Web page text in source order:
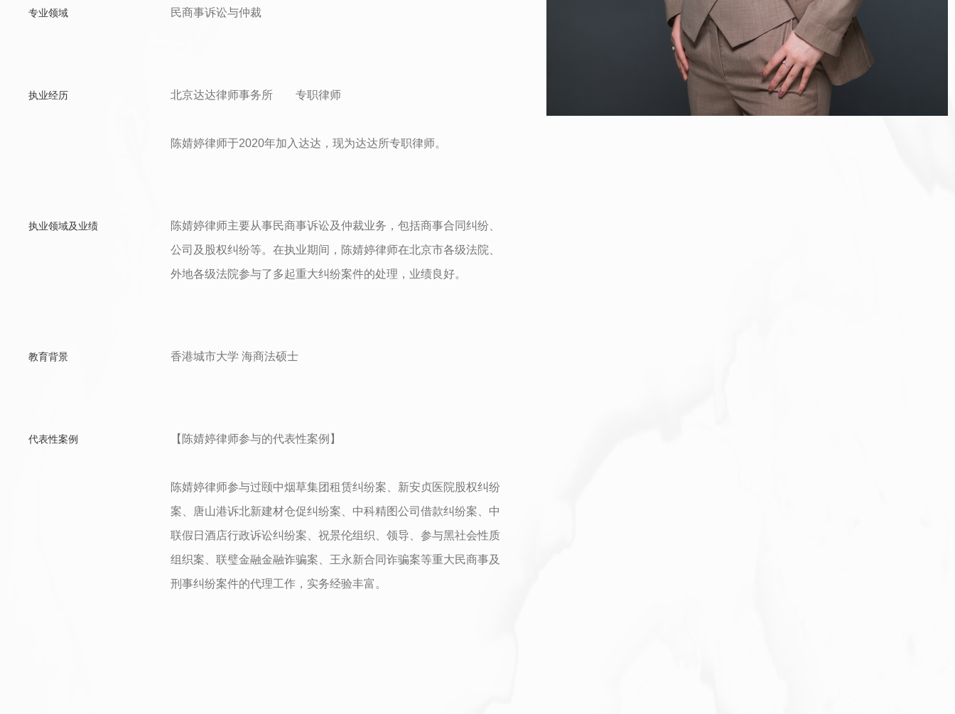
专业领域 民商事诉讼与仲裁
执业经历 北京达达律师事务所 专职律师
陈婧婷律师于2020年加入达达，现为达达所专职律师。
执业领域及业绩
陈婧婷律师主要从事民商事诉讼及仲裁业务，包括商事合同纠纷、
公司及股权纠纷等。在执业期间，陈婧婷律师在北京市各级法院、
外地各级法院参与了多起重大纠纷案件的处理，业绩良好。
教育背景 香港城市大学 海商法硕士
代表性案例 【陈婧婷律师参与的代表性案例】
陈婧婷律师参与过颐中烟草集团租赁纠纷案、新安贞医院股权纠纷
案、唐山港诉北新建材仓促纠纷案、中科精图公司借款纠纷案、中
联假日酒店行政诉讼纠纷案、祝景伦组织、领导、参与黑社会性质
组织案、联璧金融金融诈骗案、王永新合同诈骗案等重大民商事及
刑事纠纷案件的代理工作，实务经验丰富。